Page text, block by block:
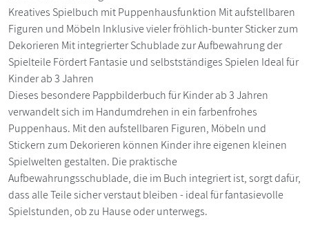
Kreatives Spielbuch mit Puppenhausfunktion Mit aufstellbaren
Figuren und Möbeln Inklusive vieler fröhlich-bunter Sticker zum
Dekorieren Mit integrierter Schublade zur Aufbewahrung der
Spielteile Fördert Fantasie und selbstständiges Spielen Ideal für
Kinder ab 3 Jahren
Dieses besondere Pappbilderbuch für Kinder ab 3 Jahren
verwandelt sich im Handumdrehen in ein farbenfrohes
Puppenhaus. Mit den aufstellbaren Figuren, Möbeln und
Stickern zum Dekorieren können Kinder ihre eigenen kleinen
Spielwelten gestalten. Die praktische
Aufbewahrungsschublade, die im Buch integriert ist, sorgt dafür,
dass alle Teile sicher verstaut bleiben - ideal für fantasievolle
Spielstunden, ob zu Hause oder unterwegs.